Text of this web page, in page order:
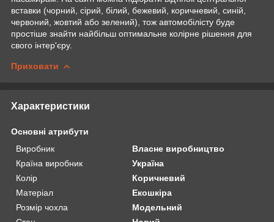
вставки (чорний, сірий, білий, бежевий, коричневий, синій,
червоний, жовтий або зелений), тож автомобілісту буде
простіше знайти найбільш оптимальне колірне рішення для
свого інтер'єру.
Приховати
Характеристики
Основні атрибути
Виробник
Власне виробництво
Країна виробник
Україна
Колір
Коричневий
Матеріал
Екошкіра
Розмір чохла
Модельний